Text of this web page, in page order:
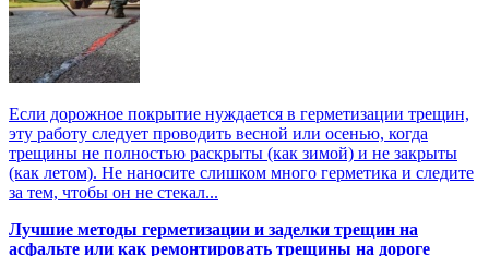
Если дорожное покрытие нуждается в герметизации трещин,
эту работу следует проводить весной или осенью, когда
трещины не полностью раскрыты (как зимой) и не закрыты
(как летом). Не наносите слишком много герметика и следите
за тем, чтобы он не стекал...
Лучшие методы герметизации и заделки трещин на
асфальте или как ремонтировать трещины на дороге